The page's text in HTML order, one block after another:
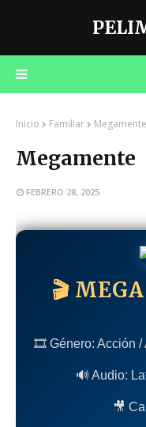
Inicio Familiar Megamente
Megamente
FEBRERO 28, 2025
🎬
🎞️ Género: Acción /
🔊 Audio:
🎥